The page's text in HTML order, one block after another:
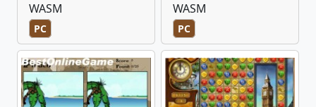
WASM
PC
WASM
PC